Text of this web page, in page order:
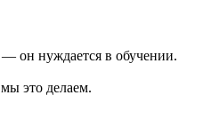
— он нуждается в обучении.
это делаем.